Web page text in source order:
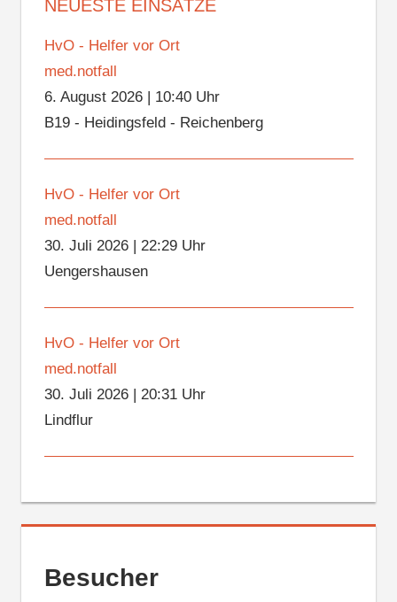
NEUESTE EINSÄTZE
HvO - Helfer vor Ort
med.notfall
6. August 2026| 10:40 Uhr
B19 - Heidingsfeld - Reichenberg
HvO - Helfer vor Ort
med.notfall
30. Juli 2026| 22:29 Uhr
Uengershausen
HvO - Helfer vor Ort
med.notfall
30. Juli 2026| 20:31 Uhr
Lindflur
Besucher